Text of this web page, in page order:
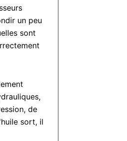
un peu
sont
de
sort, il